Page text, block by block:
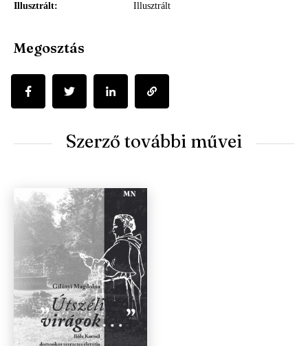
Szerző további művei
Illusztrált
Illusztrált
Megosztás